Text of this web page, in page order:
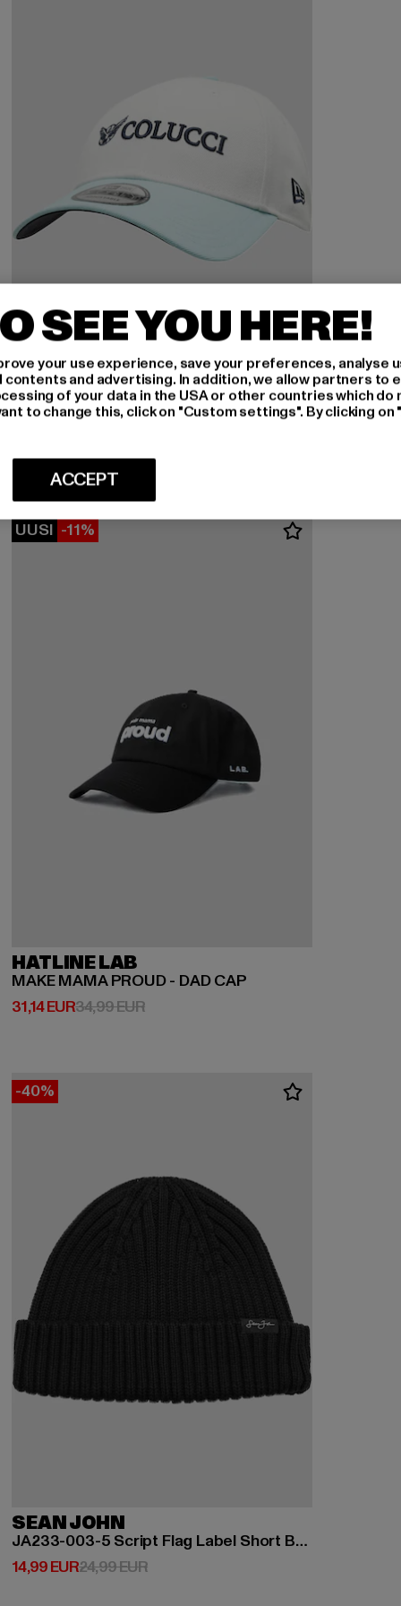
COLUCCI
CARLO COLUCCI 9FORTY
UUSI -11%
HATLINE LAB
MAKE MAMA PROUD - DAD CAP
31,14 EUR
Ajankohtainen hinta: 31,14 EUR
34,99 EURKampanjahinta: 34,99 EUR
-40%
SEAN JOHN
JA233-003-5 Script Flag Label Short Beanie
14,99 EUR
Ajankohtainen hinta: 14,99 EUR
24,99 EURKampanjahinta: 24,99 EUR
SEE YOU HERE!
your use experience, save your preferences, analyse
and advertising. In addition, we allow partners to
of your data in the USA or other countries which do
to change this, click on "Custom settings". By clicking
ACCEPT